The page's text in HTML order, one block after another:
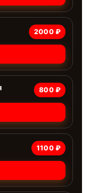
2000 ₽
800 ₽
1100 ₽